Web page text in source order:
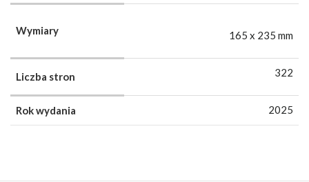
Wymiary 165 x 235 mm
Liczba stron 322
Rok wydania 2025